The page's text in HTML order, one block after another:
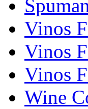
Vinos
Vinos
Vinos
Wine